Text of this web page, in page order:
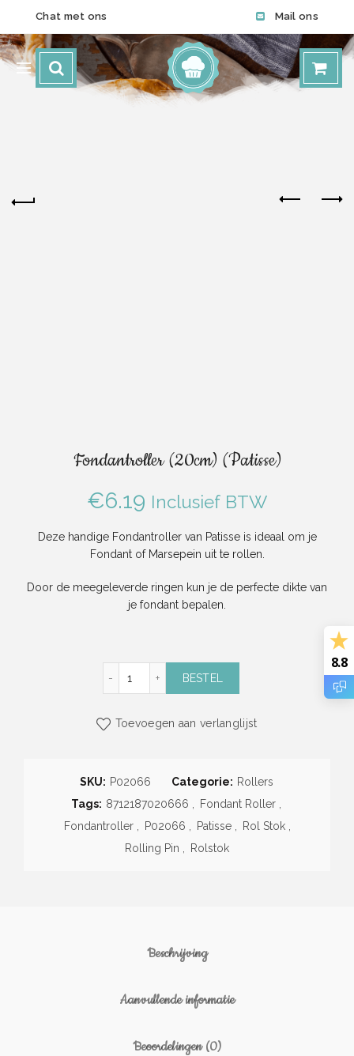
Chat met ons Mail ons
Fondantroller (20cm) (Patisse)
€6.19 Inclusief BTW
Deze handige Fondantroller van Patisse is ideaal om je
Fondant of Marsepein uit te rollen.
Door de meegeleverde ringen kun je de perfecte dikte van
je fondant bepalen.
BESTEL
Toevoegen aan verlanglijst
SKU: P02066 Categorie: Rollers
Tags: 8712187020666 Fondant Roller
Fondantroller
P02066 Patisse Rol Stok
Rolling Pin
Rolstok
Beschrijving
Aanvullende informatie
Beoordelingen (0)
8.8